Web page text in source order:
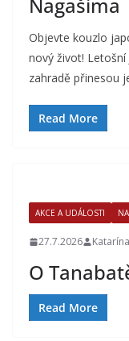
Objevte kouzlo
nový život! Letošní
zahradě přinesou
Read More
AKCE A UDÁLOSTI
27.7.2026
O
Read More